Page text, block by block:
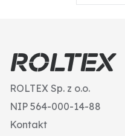
ROLTEX Sp. z o.o.
NIP 564-000-14-88
Kontakt